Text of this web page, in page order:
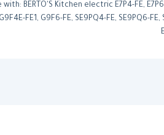
BERTO'S Kitchen electric E7P4-FE, E7P6-
FE1, G9F6-FE, SE9PQ4-FE, SE9PQ6-